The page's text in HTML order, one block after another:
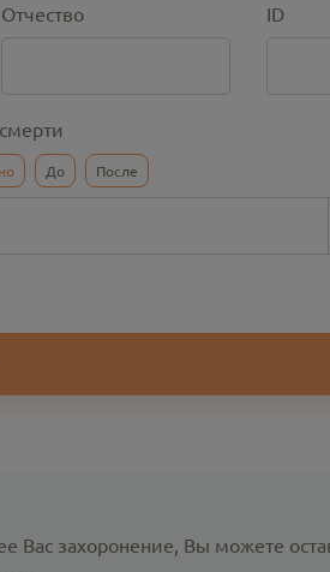
Отчество ID
До После
Вас захоронение, Вы можете